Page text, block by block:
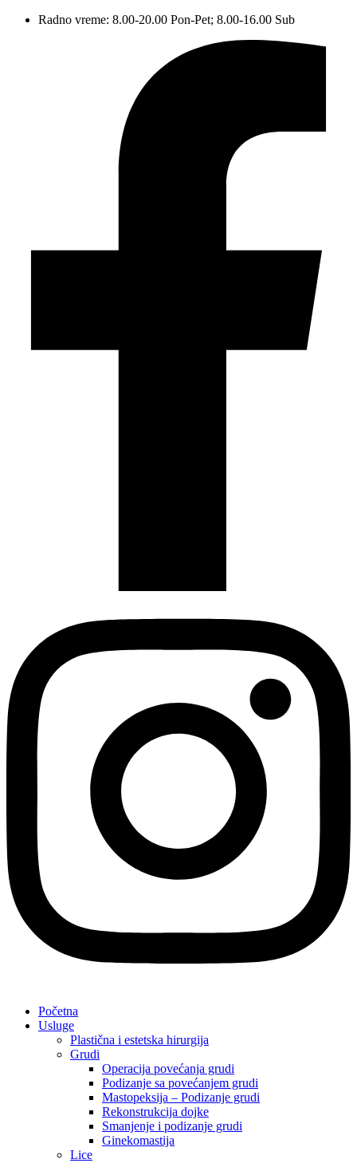
Radno vreme: 8.00-20.00 Pon-Pet; 8.00-16.00 Sub
Početna
Usluge
Plastična i estetska hirurgija
Grudi
Operacija povećanja grudi
Podizanje sa povećanjem grudi
Mastopeksija – Podizanje grudi
Rekonstrukcija dojke
Smanjenje i podizanje grudi
Ginekomastija
Lice